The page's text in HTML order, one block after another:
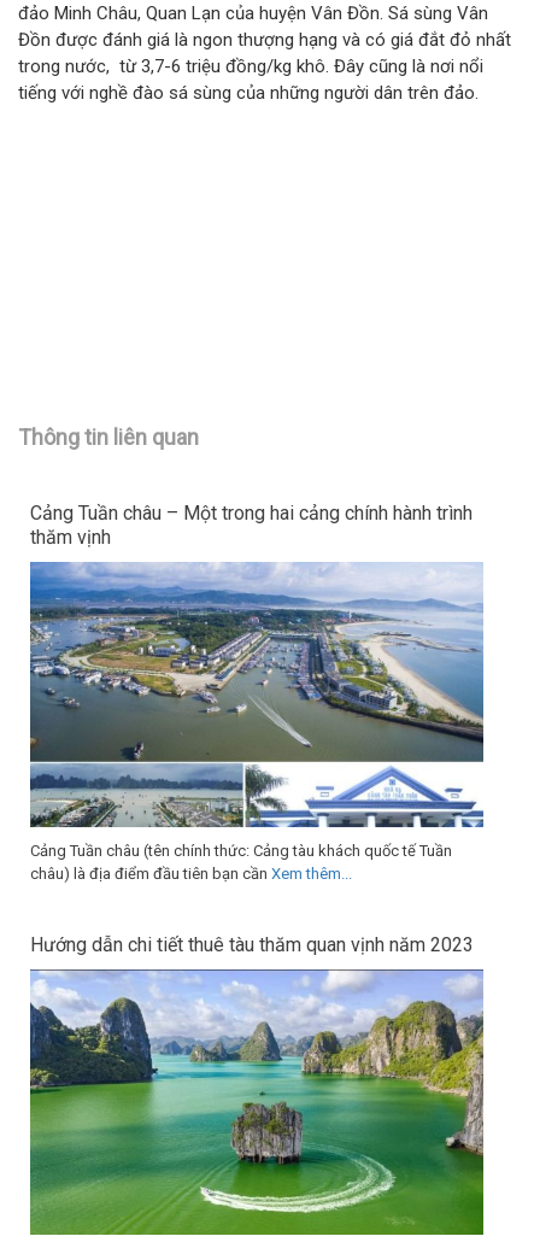
đảo Minh Châu, Quan Lạn của huyện Vân Đồn. Sá sùng Vân
Đồn được đánh giá là ngon thượng hạng và có giá đắt đỏ nhất
trong nước, từ 3,7-6 triệu đồng/kg khô. Đây cũng là nơi nổi
tiếng với nghề đào sá sùng của những người dân trên đảo.
Thông tin liên quan
Cảng Tuần châu – Một trong hai cảng chính hành trình
thăm vịnh
Cảng Tuần châu (tên chính thức: Cảng tàu khách quốc tế Tuần
châu) là địa điểm đầu tiên bạn cần Xem thêm...
Hướng dẫn chi tiết thuê tàu thăm quan vịnh năm 2023